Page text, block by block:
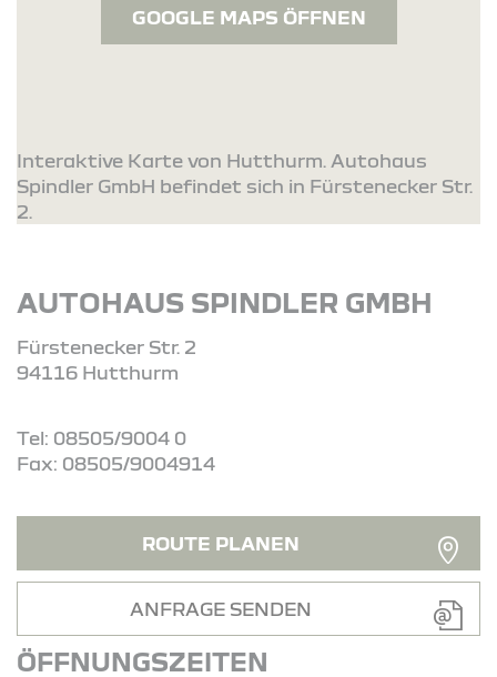
GOOGLE MAPS ÖFFNEN
Interaktive Karte von Hutthurm. Autohaus
Spindler GmbH befindet sich in Fürstenecker Str.
2.
AUTOHAUS SPINDLER GMBH
Fürstenecker Str. 2
94116 Hutthurm
Tel: 08505/9004 0
Fax: 08505/9004914
ROUTE PLANEN
ANFRAGE SENDEN
ÖFFNUNGSZEITEN